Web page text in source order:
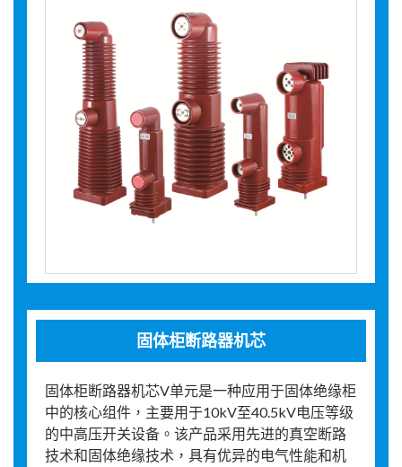
固体柜断路器机芯
固体柜断路器机芯V单元是一种应用于固体绝缘柜
中的核心组件，主要用于10kV至40.5kV电压等级
的中高压开关设备。该产品采用先进的真空断路
技术和固体绝缘技术，具有优异的电气性能和机